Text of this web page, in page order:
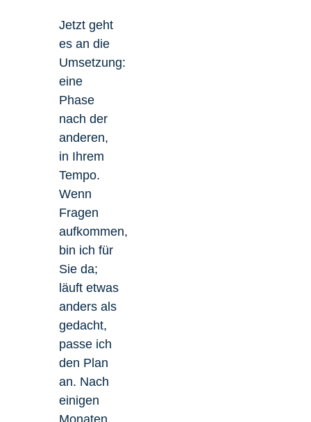
Jetzt geht
es an die
Umsetzung:
eine
Phase
nach der
anderen,
in Ihrem
Tempo.
Wenn
Fragen
aufkommen,
bin ich für
Sie da;
läuft etwas
anders als
gedacht,
passe ich
den Plan
an. Nach
einigen
Monaten